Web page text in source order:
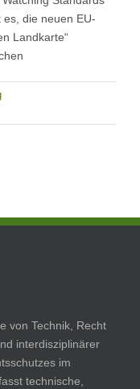
die neuen EU-
Landkarte“
von Technik, Recht
interdisziplinärer
im
technische,